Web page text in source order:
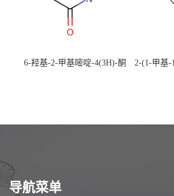
6-羟基-2-甲基嘧啶-4(3H)-酮
2-(1-甲基-
导航菜单